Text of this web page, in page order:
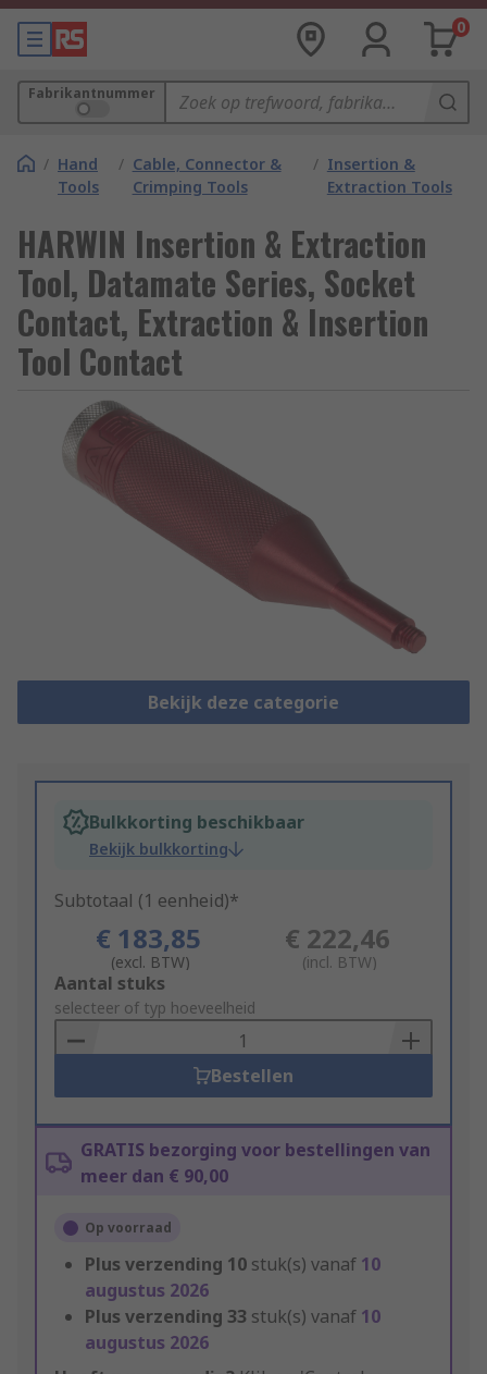
0
Fabrikantnummer
/ Hand
Tools
/ Cable, Connector &
Crimping Tools
/ Insertion &
Extraction Tools
HARWIN Insertion & Extraction
Tool, Datamate Series, Socket
Contact, Extraction & Insertion
Tool Contact
Bekijk deze categorie
Bulkkorting beschikbaar
Bekijk bulkkorting
Subtotaal (1 eenheid)*
€ 183,85
(excl. BTW)
€ 222,46
(incl. BTW)
Add
to
Basket
Aantal stuks
selecteer of typ hoeveelheid
Bestellen
GRATIS bezorging voor bestellingen van
meer dan € 90,00
Op voorraad
Plus verzending 10 stuk(s) vanaf 10
augustus 2026
Plus verzending 33 stuk(s) vanaf 10
augustus 2026